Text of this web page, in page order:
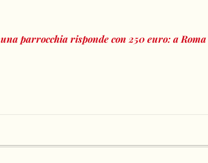
parrocchia risponde con 250 euro: a Roma